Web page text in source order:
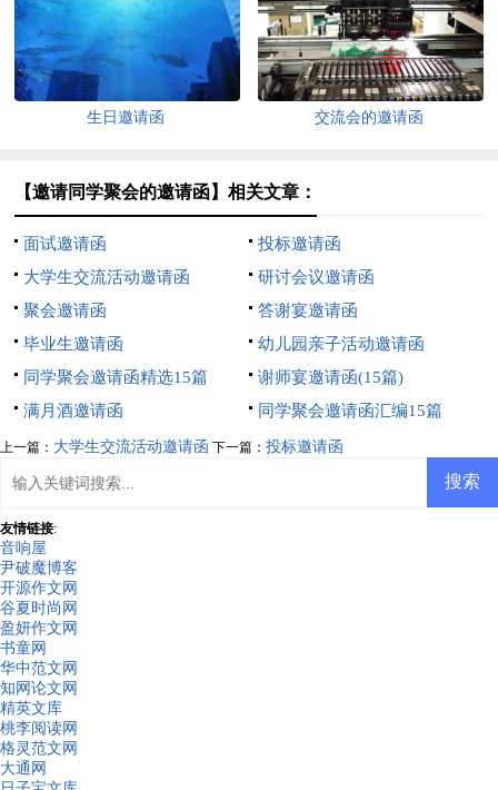
生日邀请函 交流会的邀请函
【邀请同学聚会的邀请函】相关文章：
面试邀请函
投标邀请函
大学生交流活动邀请函
研讨会议邀请函
聚会邀请函
答谢宴邀请函
毕业生邀请函
幼儿园亲子活动邀请函
同学聚会邀请函精选15篇
谢师宴邀请函(15篇)
满月酒邀请函
同学聚会邀请函汇编15篇
上一篇： 大学生交流活动邀请函 下一篇： 投标邀请函
友情链接:
音响屋
尹破魔博客
开源作文网
谷夏时尚网
盈妍作文网
书童网
华中范文网
知网论文网
精英文库
桃李阅读网
格灵范文网
大通网